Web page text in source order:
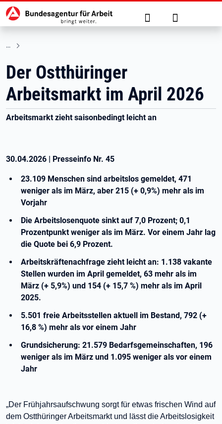
zu den Hauptinhalten springen
Hauptnavigation Suche Anmelden
Der Ostthüringer
Arbeitsmarkt im April 2026
Arbeitsmarkt zieht saisonbedingt leicht an
30.04.2026 | Presseinfo Nr. 45
23.109 Menschen sind arbeitslos gemeldet, 471
weniger als im März, aber 215 (+ 0,9%) mehr als im
Vorjahr
Die Arbeitslosenquote sinkt auf 7,0 Prozent; 0,1
Prozentpunkt weniger als im März. Vor einem Jahr lag
die Quote bei 6,9 Prozent.
Arbeitskräftenachfrage zieht leicht an: 1.138 vakante
Stellen wurden im April gemeldet, 63 mehr als im
März (+ 5,9%) und 154 (+ 15,7 %) mehr als im April
2025.
5.501 freie Arbeitsstellen aktuell im Bestand, 792 (+
16,8 %) mehr als vor einem Jahr
Grundsicherung: 21.579 Bedarfsgemeinschaften, 196
weniger als im März und 1.095 weniger als vor einem
Jahr
„Der Frühjahrsaufschwung sorgt für etwas frischen Wind auf
dem Ostthüringer Arbeitsmarkt und lässt die Arbeitslosigkeit